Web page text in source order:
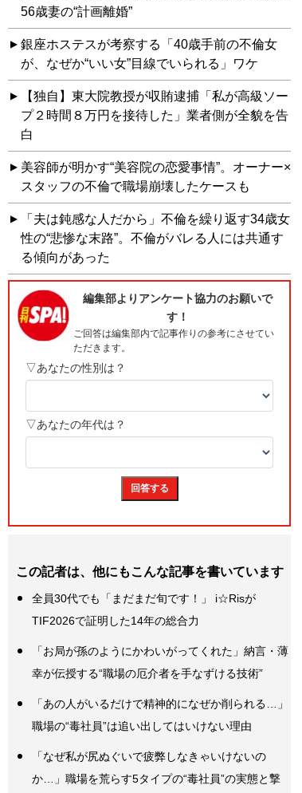
56歳妻の“計画離婚”
銀座ホステスが考察する「40歳手前の不倫女
が、なぜか“いい女”目線でいられる」ワケ
【独自】東大院教授が収賄逮捕「私が高級ソー
プ２時間８万円を接待した」業者側が全貌を告
白
美容師が明かす“美容院の恋愛事情”。オーナー×
スタッフの不倫で職場崩壊したケースも
「夫は鈍感な人だから」不倫を繰り返す34歳女
性の“悲惨な末路”。不倫がバレる人には共通す
る傾向があった
この記者は、他にもこんな記事を書いています
全員30代でも「まだまだ旬です！」 i☆Risが
TIF2026で証明した14年の総合力
「お局が孫のようにかわいがってくれた」納言・薄
幸が伝授する“職場の厄介者を手なずける技術”
「あの人がいるだけで精神的になぜか削られる…」
職場の“毒社員”は追い出してはいけない理由
「なぜ私が尻ぬぐいで疲弊しなきゃいけないの
か…」職場を荒らす5タイプの“毒社員”の実態と撃